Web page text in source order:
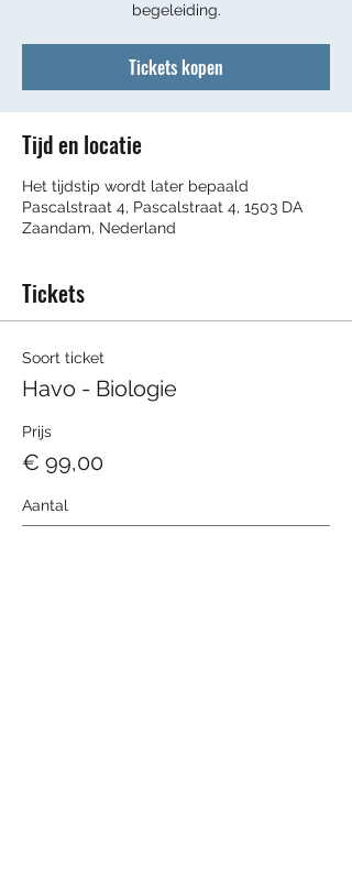
begeleiding.
Tickets kopen
Tijd en locatie
Het tijdstip wordt later bepaald
Pascalstraat 4, Pascalstraat 4, 1503 DA
Zaandam, Nederland
Tickets
Soort ticket
Havo - Biologie
Prijs
€ 99,00
Aantal